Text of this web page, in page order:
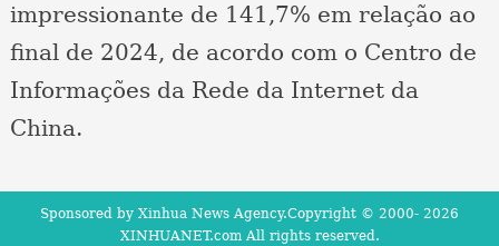
impressionante de 141,7% em relação ao
final de 2024, de acordo com o Centro de
Informações da Rede da Internet da
China.
Sponsored by Xinhua News Agency.Copyright © 2000- 2026
XINHUANET.com All rights reserved.